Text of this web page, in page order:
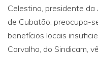
Celestino, presidente
de Cubatão, preocupa-
benefícios locais
Carvalho, do Sindicam,